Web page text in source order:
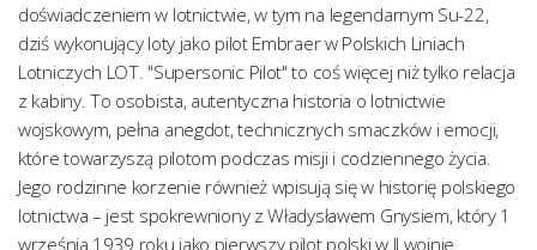
doświadczeniem w lotnictwie, w tym na legendarnym Su-22,
dziś wykonujący loty jako pilot Embraer w Polskich Liniach
Lotniczych LOT. "Supersonic Pilot" to coś więcej niż tylko relacja
z kabiny. To osobista, autentyczna historia o lotnictwie
wojskowym, pełna anegdot, technicznych smaczków i emocji,
które towarzyszą pilotom podczas misji i codziennego życia.
Jego rodzinne korzenie również wpisują się w historię polskiego
lotnictwa – jest spokrewniony z Władysławem Gnysiem, który 1